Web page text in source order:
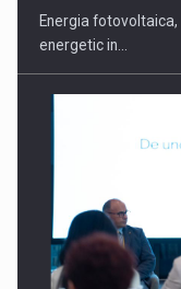
Webinar - Business
Investitii Digitalizare
Energia
energetic in…